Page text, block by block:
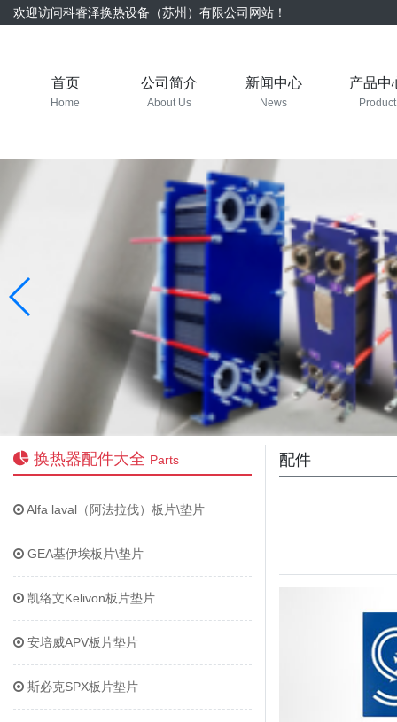
欢迎访问科睿泽换热设备（苏州）有限公司网站！
首页
Home
公司简介
About Us
新闻中心
News
产品中
Product
换热器配件大全 Parts
Alfa laval（阿法拉伐）板片\垫片
GEA基伊埃板片\垫片
凯络文Kelivon板片垫片
安培威APV板片垫片
斯必克SPX板片垫片
配件